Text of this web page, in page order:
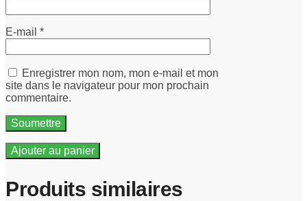
E-mail *
Enregistrer mon nom, mon e-mail et mon
site dans le navigateur pour mon prochain
commentaire.
Ajouter au panier
Produits similaires